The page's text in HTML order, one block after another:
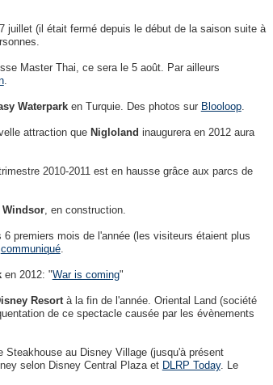
juillet (il était fermé depuis le début de la saison suite à
Master Thai, ce sera le 5 août. Par ailleurs
.
Waterparken Turquie. Des photos sur Blooloop.
attraction que Nigloland inaugurera en 2012 aura
2010-2011 est en hausse grâce aux parcs de
Windsor, en construction.
premiers mois de l'année (les visiteurs étaient plus
communiqué.
en 2012: "War is coming"
Resortà la fin de l'année. Oriental Land (société
de ce spectacle causée par les évènements
Steakhouse au Disney Village (jusqu'à présent
selon Disney Central Plaza et DLRP Today. Le